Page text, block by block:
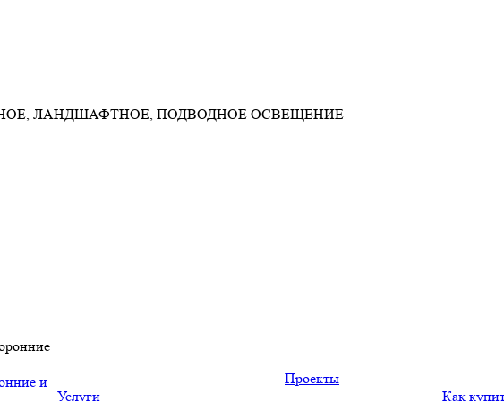
ЛАНДШАФТНОЕ, ПОДВОДНОЕ ОСВЕЩЕНИЕ
и
Услуги
Проекты
Как